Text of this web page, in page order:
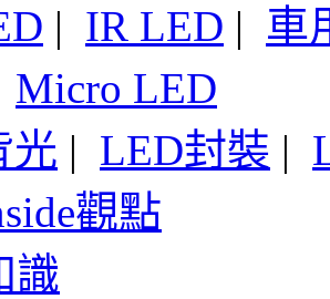
| IR LED | 車
Micro LED
光 | LED封裝 |
觀點
識